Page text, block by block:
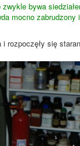
bywa
mocno
się